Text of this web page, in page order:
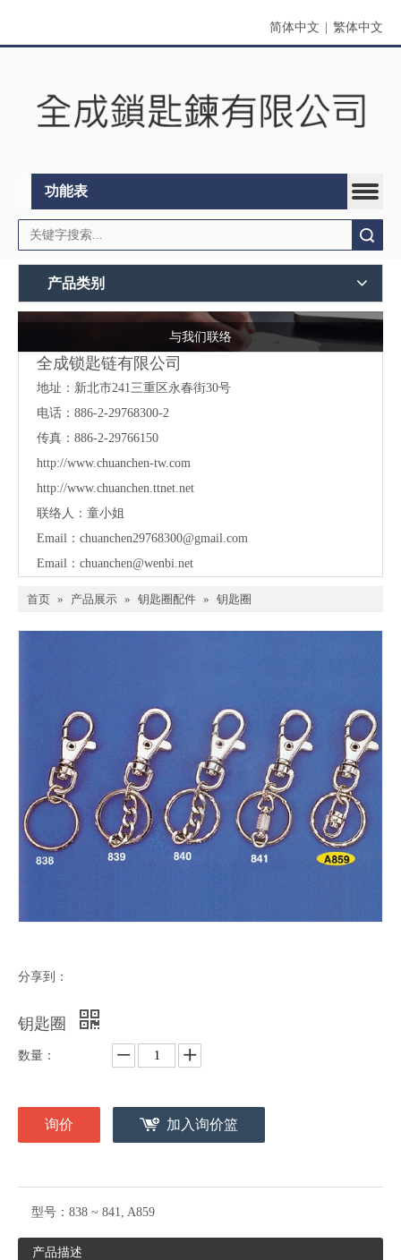
简体中文 繁体中文
功能表
产品类别
与我们联络
全成锁匙链有限公司
地址： 新北市241三重区永春街30号
电话：886-2-29768300-2
传真：886-2-29766150
http://www.chuanchen-tw.com
http://www.chuanchen.ttnet.net
联络人：童小姐
Email： chuanchen29768300@gmail.com
Email： chuanchen@wenbi.net
首页 » 产品展示 » 钥匙圈配件 » 钥匙圈
分享到：
钥匙圈
数量：
询价 加入询价篮
型号： 838 ~ 841, A859
产品描述